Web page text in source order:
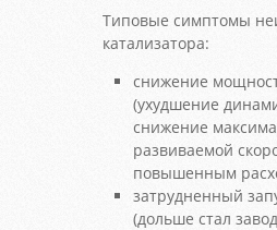
Типовые симптомы
катализатора:
снижение
(ухудшение
снижение
развиваемой
повышенным
затрудненный
(дольше стал